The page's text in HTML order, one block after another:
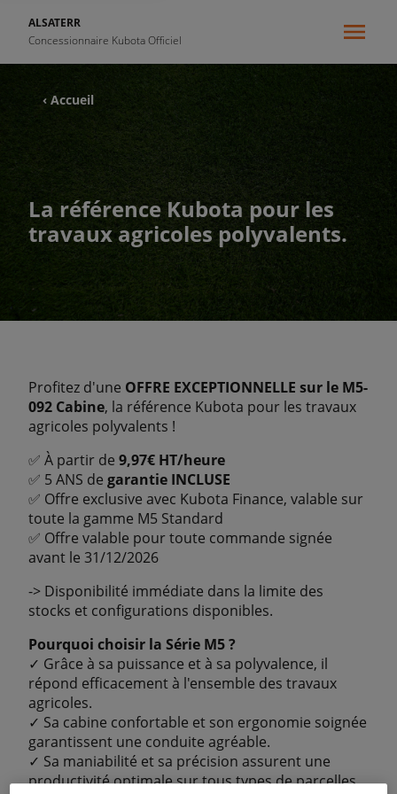
ALSATERR
Concessionnaire Kubota Officiel
‹ Accueil
La référence Kubota pour les
travaux agricoles polyvalents.
Profitez d'une OFFRE EXCEPTIONNELLE sur le M5-
092 Cabine, la référence Kubota pour les travaux
agricoles polyvalents !
✅ À partir de 9,97€ HT/heure
✅ 5 ANS de garantie INCLUSE
✅ Offre exclusive avec Kubota Finance, valable sur
toute la gamme M5 Standard
✅ Offre valable pour toute commande signée
avant le 31/12/2026
-> Disponibilité immédiate dans la limite des
stocks et configurations disponibles.
Pourquoi choisir la Série M5 ?
✓ Grâce à sa puissance et à sa polyvalence, il
répond efficacement à l'ensemble des travaux
agricoles.
✓ Sa cabine confortable et son ergonomie soignée
garantissent une conduite agréable.
✓ Sa maniabilité et sa précision assurent une
productivité optimale sur tous types de parcelles.